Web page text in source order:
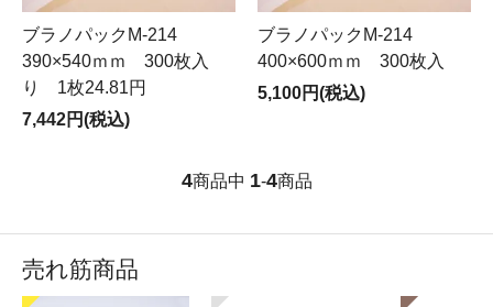
ブラノパックM-214
390×540ｍｍ 300枚入
り 1枚24.81円
7,442円(税込)
ブラノパックM-214
400×600ｍｍ 300枚入
5,100円(税込)
4商品中 1-4商品
売れ筋商品